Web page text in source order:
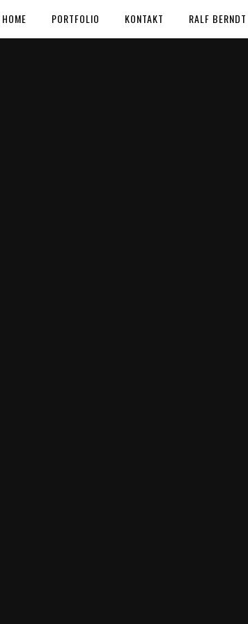
HOME PORTFOLIO KONTAKT RALF BERNDT